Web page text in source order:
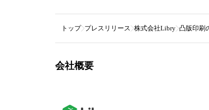
トップ プレスリリース 株式会社Libry 凸版印刷
会社概要